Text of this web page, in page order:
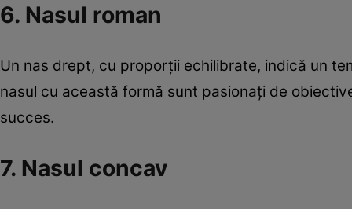
6. Nasul roman
Un nas drept, cu proporții echilibrate, indică un
nasul cu această formă sunt pasionați de
succes.
7. Nasul concav